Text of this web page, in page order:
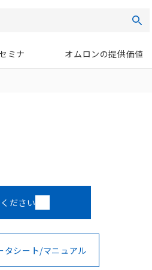
ミナ オムロンの提供価値
ださい
タシート/マニュアル